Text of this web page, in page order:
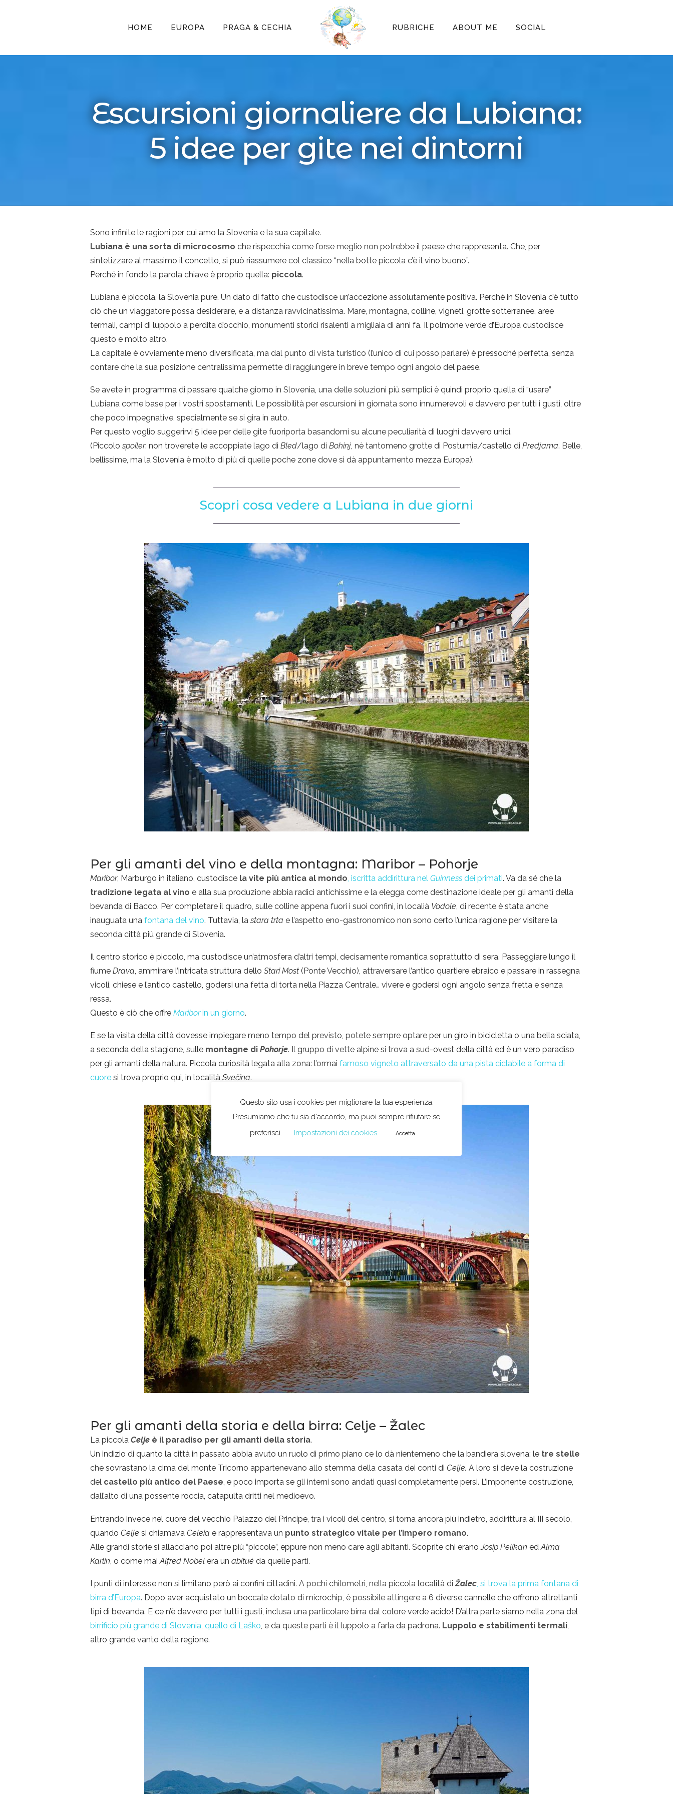
HOME EUROPA PRAGA & CECHIA RUBRICHE ABOUT ME SOCIAL
Escursioni giornaliere da Lubiana:
5 idee per gite nei dintorni
Sono infinite le ragioni per cui amo la Slovenia e la sua capitale.
Lubiana è una sorta di microcosmo che rispecchia come forse meglio non potrebbe il paese che rappresenta. Che, per
sintetizzare al massimo il concetto, si può riassumere col classico “nella botte piccola c’è il vino buono”.
Perché in fondo la parola chiave è proprio quella: piccola.
Lubiana è piccola, la Slovenia pure. Un dato di fatto che custodisce un’accezione assolutamente positiva. Perché in Slovenia c’è tutto
ciò che un viaggatore possa desiderare, e a distanza ravvicinatissima. Mare, montagna, colline, vigneti, grotte sotterranee, aree
termali, campi di luppolo a perdita d’occhio, monumenti storici risalenti a migliaia di anni fa. Il polmone verde d’Europa custodisce
questo e molto altro.
La capitale è ovviamente meno diversificata, ma dal punto di vista turistico (l’unico di cui posso parlare) è pressoché perfetta, senza
contare che la sua posizione centralissima permette di raggiungere in breve tempo ogni angolo del paese.
Se avete in programma di passare qualche giorno in Slovenia, una delle soluzioni più semplici è quindi proprio quella di “usare”
Lubiana come base per i vostri spostamenti. Le possibilità per escursioni in giornata sono innumerevoli e davvero per tutti i gusti, oltre
che poco impegnative, specialmente se si gira in auto.
Per questo voglio suggerirvi 5 idee per delle gite fuoriporta basandomi su alcune peculiarità di luoghi davvero unici.
(Piccolospoiler: non troverete le accoppiate lago diBled/lago diBohinj, nè tantomeno grotte di Postumia/castello diPredjama. Belle,
bellissime, ma la Slovenia è molto di più di quelle poche zone dove si dà appuntamento mezza Europa).
Scopri cosa vedere a Lubiana in due giorni
Per gli amanti del vino e della montagna: Maribor – Pohorje
Maribor, Marburgo in italiano, custodisce la vite più antica al mondo, iscritta addirittura nelGuinness dei primati. Va da sé che la
tradizione legata al vino e alla sua produzione abbia radici antichissime e la elegga come destinazione ideale per gli amanti della
bevanda di Bacco. Per completare il quadro, sulle colline appena fuori i suoi confini, in localià Vodole, di recente è stata anche
inauguata unafontana del vino. Tuttavia, lastara trta e l’aspetto eno-gastronomico non sono certo l’unica ragione per visitare la
seconda città più grande di Slovenia.
Il centro storico è piccolo, ma custodisce un’atmosfera d’altri tempi, decisamente romantica soprattutto di sera. Passeggiare lungo il
fiumeDrava, ammirare l’intricata struttura delloStari Most (Ponte Vecchio), attraversare l’antico quartiere ebraico e passare in rassegna
vicoli, chiese e l’antico castello, godersi una fetta di torta nella Piazza Centrale… vivere e godersi ogni angolo senza fretta e senza
ressa.
Questo è ciò che offreMariborin un giorno.
E se la visita della città dovesse impiegare meno tempo del previsto, potete sempre optare per un giro in bicicletta o una bella sciata,
a seconda della stagione, sulle montagne diPohorje. Il gruppo di vette alpine si trova a sud-ovest della città ed è un vero paradiso
per gli amanti della natura. Piccola curiosità legata alla zona: l’ormaifamoso vigneto attraversato da una pista ciclabile a forma di
cuore si trova proprio qui, in localitàSvečina.
Per gli amanti della storia e della birra: Celje – Žalec
La piccola Celje è il paradiso per gli amanti della storia.
Un indizio di quanto la città in passato abbia avuto un ruolo di primo piano ce lo dà nientemeno che la bandiera slovena: le tre stelle
che sovrastano la cima del monte Tricorno appartenevano allo stemma della casata dei conti diCelje.A loro si deve la costruzione
del castello più antico del Paese, e poco importa se gli interni sono andati quasi completamente persi. L’imponente costruzione,
dall’alto di una possente roccia, catapulta dritti nel medioevo.
Entrando invece nel cuore del vecchio Palazzo del Principe, tra i vicoli del centro, si torna ancora più indietro, addirittura al III secolo,
quandoCelje si chiamavaCeleia e rappresentava un punto strategico vitale per l’impero romano.
Alle grandi storie si allacciano poi altre più “piccole”, eppure non meno care agli abitanti. Scoprite chi eranoJosip Pelikan ed Alma
Karlin , o come maiAlfred Nobel era unabitué da quelle parti.
I punti di interesse non si limitano però ai confini cittadini. A pochi chilometri, nella piccola località diŽalec ,si trova la prima fontana di
birra d’Europa. Dopo aver acquistato un boccale dotato di microchip, è possibile attingere a 6 diverse cannelle che offrono altrettanti
tipi di bevanda. E ce n’è davvero per tutti i gusti, inclusa una particolare birra dal colore verde acido! D’altra parte siamo nella zona del
birrificio più grande di Slovenia, quello di Laško , e da queste parti è il luppolo a farla da padrona. Luppolo e stabilimenti termali
altro grande vanto della regione.
Questo sito usa i cookies per migliorare la tua esperienza.
Presumiamo che tu sia d'accordo, ma puoi sempre rifiutare se
preferisci.
Impostazioni dei cookies Accetta